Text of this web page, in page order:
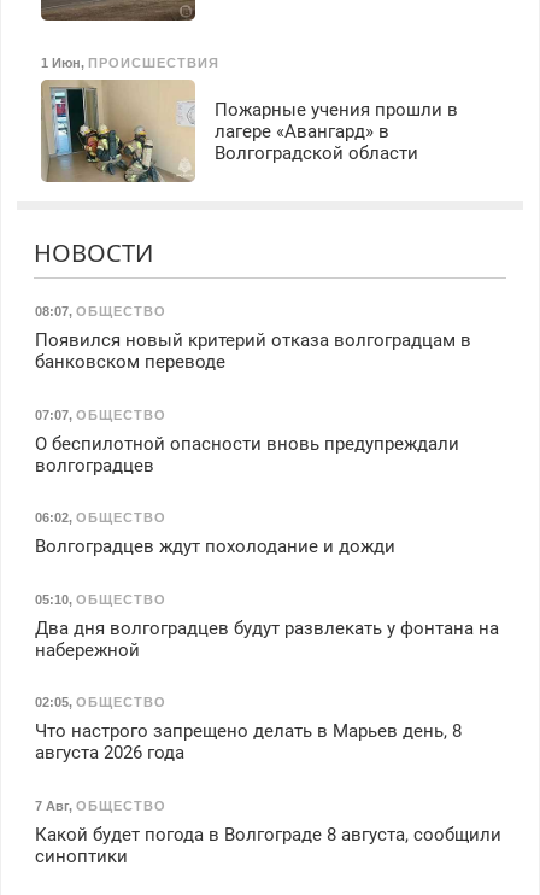
1 Июн, ПРОИСШЕСТВИЯ
Пожарные учения прошли в
лагере «Авангард» в
Волгоградской области
НОВОСТИ
08:07, ОБЩЕСТВО
Появился новый критерий отказа волгоградцам в
банковском переводе
07:07, ОБЩЕСТВО
О беспилотной опасности вновь предупреждали
волгоградцев
06:02, ОБЩЕСТВО
Волгоградцев ждут похолодание и дожди
05:10, ОБЩЕСТВО
Два дня волгоградцев будут развлекать у фонтана на
набережной
02:05, ОБЩЕСТВО
Что настрого запрещено делать в Марьев день, 8
августа 2026 года
7 Авг, ОБЩЕСТВО
Какой будет погода в Волгограде 8 августа, сообщили
синоптики